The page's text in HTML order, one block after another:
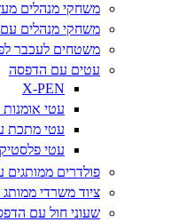
משחקי מנהלים מעץ
משחקי מנהלים עם
משטחים לעכבר
עטים עם הדפסה
X-PEN
עטי אומנות
עטי מתכת עם
עטי פלסטיק
פולדרים ממותגים
ציוד משרדי ממותג
שעוני חול עם